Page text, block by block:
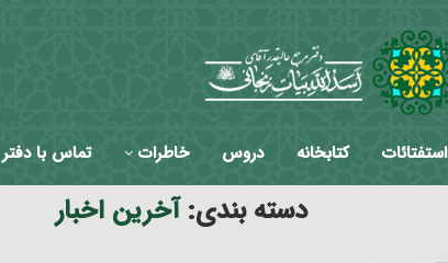
استفتائات کتابخانه دروس خاطرات تماس با دفتر
دسته بندی:آخرین اخبار